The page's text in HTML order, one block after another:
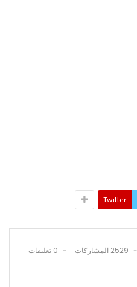
Twitter
2529 المشاركات 0 تعليقات